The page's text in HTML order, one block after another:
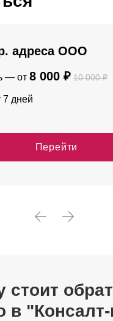
адреса ООО
— от 8 000 ₽ 10 000 ₽
дней
Перейти
стоит
в "Консалт-